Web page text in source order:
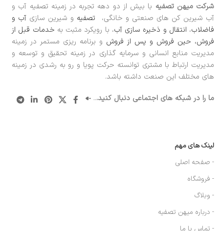
شرکت میهن تصفیه با بیش از دو دهه تجربه در زمینه تصفیه آب و
آب شیرین کن های صنعتی و خانگی،
تصفیه و شیرین سازی آب و
فاضلاب، انتقال و ذخیره سازی آب، با رویکرد مثبت به خدمات قبل از
فروش، حین فروش و پس از فروش و برنامه ریزی مستمر در زمینه
مدیریت منابع انسانی و سرمایه گذاری در زمینه تحقیق و توسعه و
مدیریت ارتباط با مشتری توانسته حرکت پویا و رو به رشدی در زمینه
های مختلف این صنعت داشته باشد.
ما را در شبکه های اجتماعی دنبال کنید...
لینک های مهم
- صفحه اصلی
- فروشگاه
- وبلاگ
- درباره میهن تصفیه
- تماس با ما